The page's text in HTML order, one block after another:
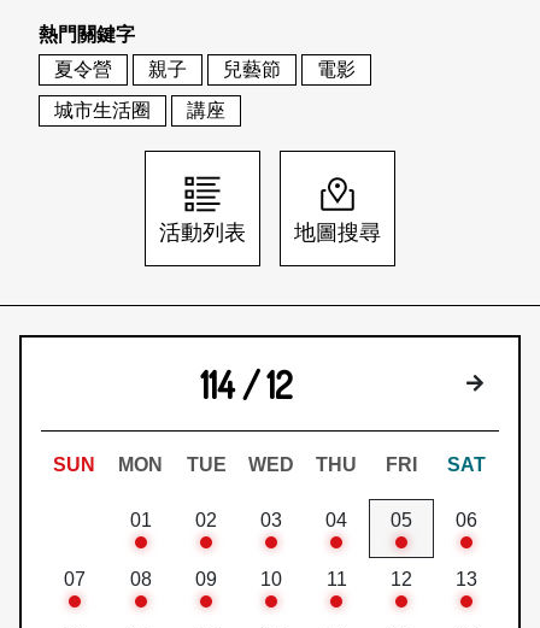
地圖搜尋
關於我們
刊物索取地點
會員基本資料
刊登活動
網站導覽 English
日本語 登入/註冊
熱門關鍵字
夏令營
親子 兒藝節
電影
城市生活圈
講座
活動列表 地圖搜尋
114 / 12 下個月
SUN MON TUE WED THU FRI SAT
01 02 03 04 05 06
07 08 09 10 11 12 13